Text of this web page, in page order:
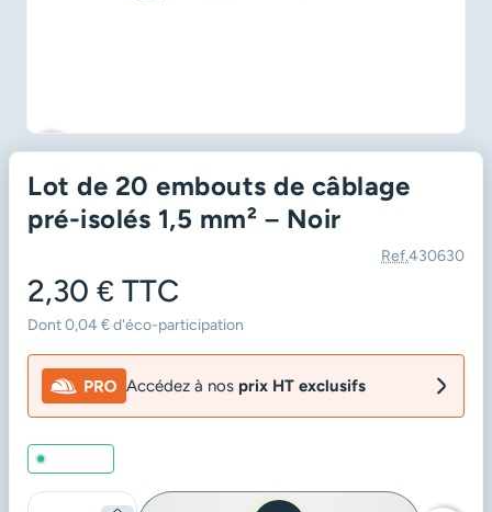
favorite_border
Lot de 20 embouts de câblage
pré-isolés 1,5 mm² – Noir
Ref.430630
2,30 € TTC
Dont 0,04 € d'éco-participation
Accédez à nos prix HT exclusifs